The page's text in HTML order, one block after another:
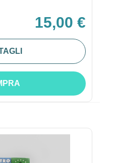
15,00 €